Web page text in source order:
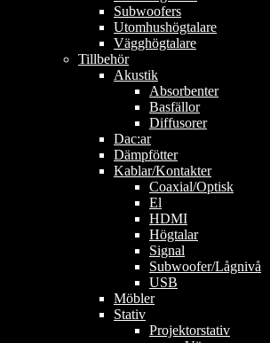
Subwoofers
Utomhushögtalare
Vägghögtalare
Tillbehör
Akustik
Absorbenter
Basfällor
Diffusorer
Dac:ar
Dämpfötter
Kablar/Kontakter
Coaxial/Optisk
El
HDMI
Högtalar
Signal
Subwoofer/Lågnivå
USB
Möbler
Stativ
Projektorstativ